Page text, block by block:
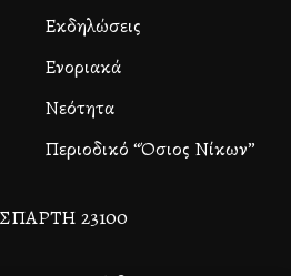
Εκδηλώσεις
Ενοριακά
Νεότητα
Περιοδικό “Όσιος Νίκων”
23100